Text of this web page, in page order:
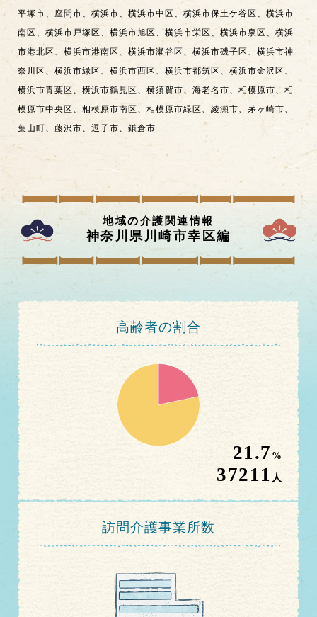
平塚市、 座間市、 横浜市、 横浜市中区 、 横浜市保土ケ谷区 、 横浜市
南区 、 横浜市戸塚区 、 横浜市旭区 、横浜市栄区、 横浜市泉区 、 横浜
市港北区 、 横浜市港南区 、 横浜市瀬谷区 、 横浜市磯子区 、 横浜市神
奈川区 、 横浜市緑区 、 横浜市西区 、 横浜市都筑区 、 横浜市金沢区 、
横浜市青葉区 、 横浜市鶴見区 、 横須賀市、 海老名市、 相模原市、 相
模原市中央区 、 相模原市南区、 相模原市緑区 、 綾瀬市、 茅ヶ崎市、
葉山町、 藤沢市、 逗子市、 鎌倉市
地域の介護関連情報
神奈川県川崎市幸区編
高齢者の割合
21.7 %
37211 人
訪問介護事業所数